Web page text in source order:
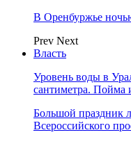
В Оренбуржье
Prev Next
Власть
Уровень воды в
сантиметра. Пойма
Большой праздник
Всероссийского